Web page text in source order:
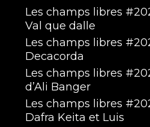
Les champs libres
Val que dalle
Les champs libres
Decacorda
Les champs libres
d’Ali Banger
Les champs libres
Dafra Keita et Luis